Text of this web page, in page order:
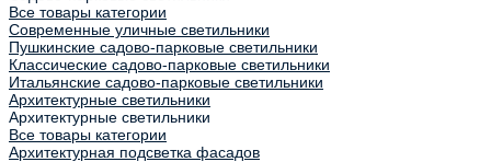
Все товары категории
Современные уличные светильники
Пушкинские садово-парковые светильники
Классические садово-парковые светильники
Итальянские садово-парковые светильники
Архитектурные светильники
Архитектурные светильники
Все товары категории
Архитектурная подсветка фасадов